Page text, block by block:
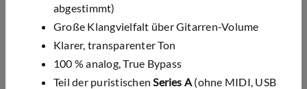
abgestimmt)
Große Klangvielfalt über Gitarren-Volume
Klarer, transparenter Ton
100 % analog, True Bypass
Teil der puristischenSeries A (ohne MIDI, USB